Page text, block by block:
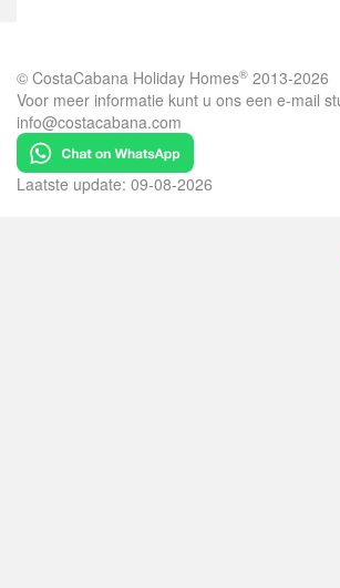
© CostaCabana Holiday Homes® 2013-2026
Voor meer informatie kunt u ons een e-mail
info@costacabana.com
Laatste update: 09-08-2026